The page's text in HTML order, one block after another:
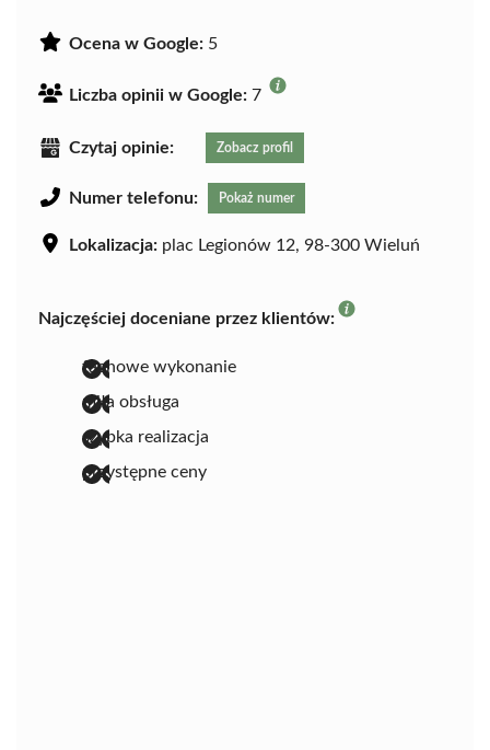
Ocena w Google: 5
Liczba opinii w Google: 7
Czytaj opinie: Zobacz profil
Numer telefonu: Pokaż numer
Lokalizacja: plac Legionów 12, 98-300 Wieluń
Najczęściej doceniane przez klientów:
fachowe wykonanie
miła obsługa
szybka realizacja
przystępne ceny